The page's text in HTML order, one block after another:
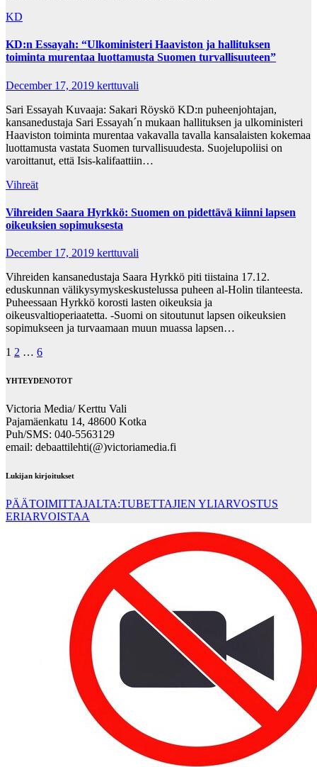
KD
KD:n Essayah: “Ulkoministeri Haaviston ja hallituksen
toiminta murentaa luottamusta Suomen turvallisuuteen”
December 17, 2019 kerttuvali
Sari Essayah Kuvaaja: Sakari Röyskö KD:n puheenjohtajan,
kansanedustaja Sari Essayah´n mukaan hallituksen ja ulkoministeri
Haaviston toiminta murentaa vakavalla tavalla kansalaisten kokemaa
luottamusta vastata Suomen turvallisuudesta. Suojelupoliisi on
varoittanut, että Isis-kalifaattiin…
Vihreät
Vihreiden Saara Hyrkkö: Suomen on pidettävä kiinni lapsen
oikeuksien sopimuksesta
December 17, 2019 kerttuvali
Vihreiden kansanedustaja Saara Hyrkkö piti tiistaina 17.12.
eduskunnan välikysymyskeskustelussa puheen al-Holin tilanteesta.
Puheessaan Hyrkkö korosti lasten oikeuksia ja
oikeusvaltioperiaatetta. -Suomi on sitoutunut lapsen oikeuksien
sopimukseen ja turvaamaan muun muassa lapsen…
Posts
pagination
1 2 … 6
YHTEYDENOTOT
Victoria Media/ Kerttu Vali
Pajamäenkatu 14, 48600 Kotka
Puh/SMS: 040-5563129
email: debaattilehti(@)victoriamedia.fi
Lukijan kirjoitukset
PÄÄTOIMITTAJALTA:TUBETTAJIEN YLIARVOSTUS
ERIARVOISTAA